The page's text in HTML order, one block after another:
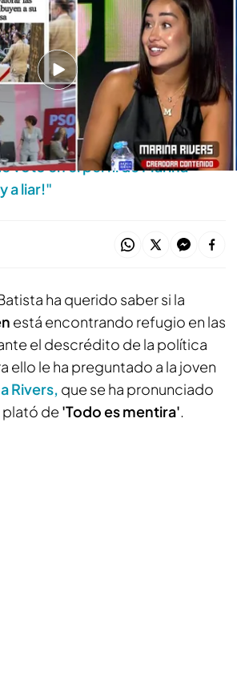
Calle
17:03h.
que los jóvenes están
en las ideas extremas
resultados de la encuesta
voto en el perfil de Marina
a liar!"
ha querido saber si la
está encontrando refugio en las
el descrédito de la política
ello le ha preguntado a la joven
Rivers, que se ha pronunciado
plató de 'Todo es mentira'.